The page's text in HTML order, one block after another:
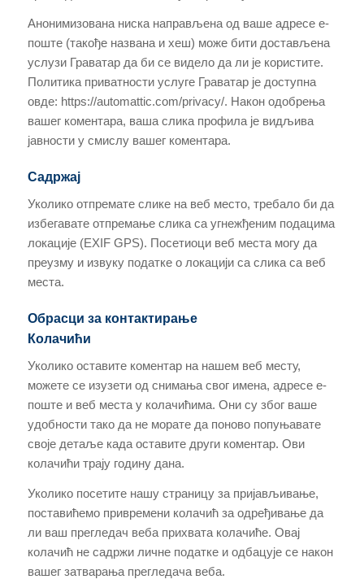
Анонимизована ниска направљена од ваше адресе е-
поште (такође названа и хеш) може бити достављена
услузи Граватар да би се видело да ли је користите.
Политика приватности услуге Граватар је доступна
овде: https://automattic.com/privacy/. Након одобрења
вашег коментара, ваша слика профила је видљива
јавности у смислу вашег коментара.
Садржај
Уколико отпремате слике на веб место, требало би да
избегавате отпремање слика са угнежђеним подацима
локације (EXIF GPS). Посетиоци веб места могу да
преузму и извуку податке о локацији са слика са веб
места.
Обрасци за контактирање
Колачићи
Уколико оставите коментар на нашем веб месту,
можете се изузети од снимања свог имена, адресе е-
поште и веб места у колачићима. Они су због ваше
удобности тако да не морате да поново попуњавате
своје детаље када оставите други коментар. Ови
колачићи трају годину дана.
Уколико посетите нашу страницу за пријављивање,
поставићемо привремени колачић за одређивање да
ли ваш прегледач веба прихвата колачиће. Овај
колачић не садржи личне податке и одбацује се након
вашег затварања прегледача веба.